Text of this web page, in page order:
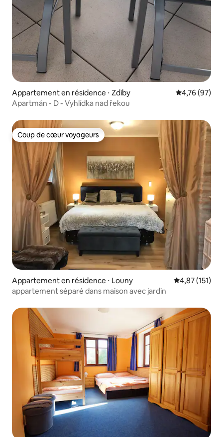
Appartement en résidence ⋅ Zdiby Évaluation
4,76 (97)
Apartmán - D - Vyhlídka nad řekou
Coup de cœur voyageurs
Coup de cœur voyageurs
Appartement en résidence ⋅ Louny Évaluation
4,87 (151)
appartement séparé dans maison avec jardin